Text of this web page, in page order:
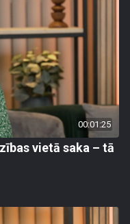
00:01:25
vietā saka – tā